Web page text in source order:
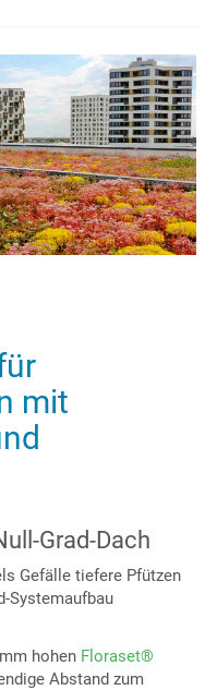
mit
Grad-Dach
Gefälle tiefere Pfützen
Systemaufbau
hohen Floraset®
Abstand zum